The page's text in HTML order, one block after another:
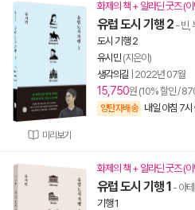
미리보기
화제의 책 + 알라딘 굿즈 (
유럽 도시 기행 2 - 빈,
도시 기행 2
유시민(지은이)
생각의길 2022년 07월
15,750원 (10% 할인 /
양탄자배송 내일 아침 7시
화제의 책 + 알라딘 굿즈 (
유럽 도시 기행 1 - 아
기행 1